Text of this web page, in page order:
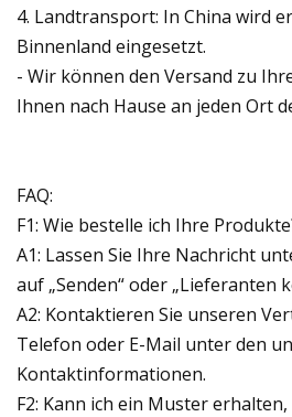
4. Landtransport: In China wird
Binnenland eingesetzt.
- Wir können den Versand zu
Ihnen nach Hause an jeden Ort
FAQ:
F1: Wie bestelle ich Ihre
A1: Lassen Sie Ihre Nachricht
auf „Senden“ oder „Lieferanten
A2: Kontaktieren Sie unseren
Telefon oder E-Mail unter den
Kontaktinformationen.
F2: Kann ich ein Muster